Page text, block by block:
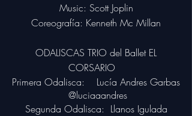
Music: Scott Joplin
Coreografía: Kenneth Mc Millan
ODALISCAS TRIO del Ballet EL
CORSARIO
Primera Odalisca: Lucía Andres Garbas
@luciaaandres
Segunda Odalisca: Llanos Igulada